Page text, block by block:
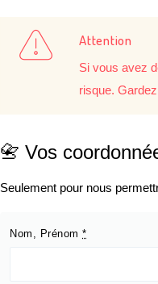
Attention
Si vous avez
risque.
📇 Vos
Seulement pour nous
Nom, Prénom *